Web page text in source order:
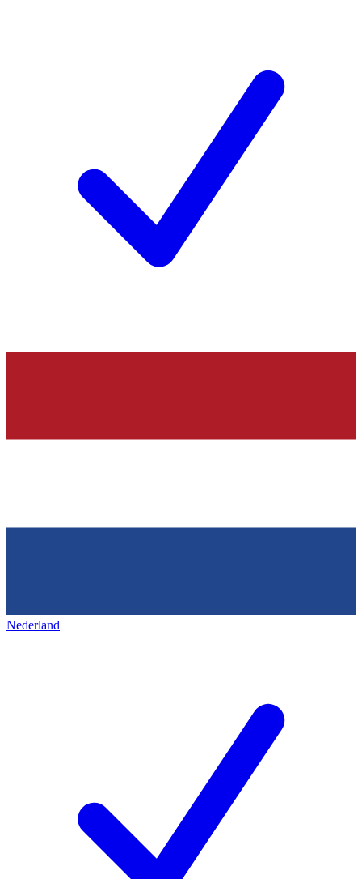
Nederland